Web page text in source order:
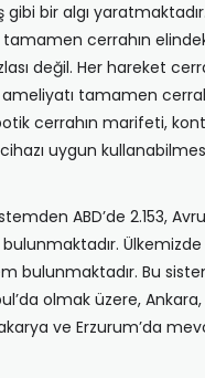
gibi bir algı
cerrahın
değil. Her hareket
tamamen
cerrahın marifeti,
uygun
ABD’de 2.153,
bulunmaktadır.
bulunmaktadır. Bu
olmak üzere,
ve Erzurum’da